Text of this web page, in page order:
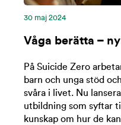
30 maj 2024
Våga berätta –
På Suicide Zero
barn och unga stöd
svåra i livet. Nu
utbildning som syftar
kunskap om hur de